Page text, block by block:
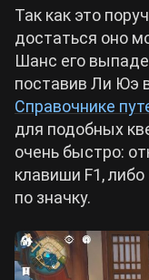
Так как это
достаться оно
Шанс его
поставив Ли Юэ
Справочнике
для подобных
очень быстро:
клавиши F1,
по значку.